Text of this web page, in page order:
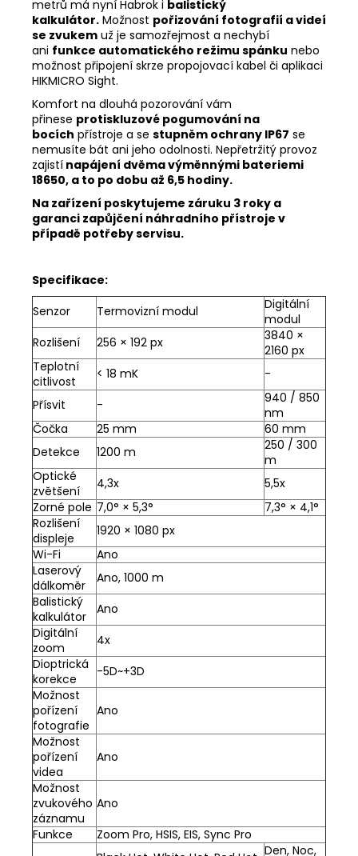
metrů má nyní Habrok i balistický
kalkulátor. Možnost pořizování fotografií a videí
se zvukem už je samozřejmost a nechybí
ani funkce automatického režimu spánku nebo
možnost připojení skrze propojovací kabel či aplikaci
HIKMICRO Sight.
Komfort na dlouhá pozorování vám
přinese protiskluzové pogumování na
bocích přístroje a se stupněm ochrany IP67 se
nemusíte bát ani jeho odolnosti. Nepřetržitý provoz
zajistí napájení dvěma výměnnými bateriemi
18650, a to po dobu až 6,5 hodiny.
Na zařízení poskytujeme záruku 3 roky a
garanci zapůjčení náhradního přístroje v
případě potřeby servisu.
Specifikace:
Senzor
Termovizní modul
Digitální
modul
Rozlišení
256 × 192 px
3840 ×
2160 px
Teplotní
citlivost
< 18 mK
-
Přísvit
-
940 / 850
nm
Čočka
25 mm
60 mm
Detekce
1200 m
250 / 300
m
Optické
zvětšení
4,3x
5,5x
Zorné pole 7,0° × 5,3°
7,3° × 4,1°
Rozlišení
displeje
1920 × 1080 px
Wi-Fi
Ano
Laserový
dálkoměr
Ano, 1000 m
Balistický
kalkulátor
Ano
Digitální
zoom
4x
Dioptrická
korekce
-5D~+3D
Možnost
pořízení
fotografie
Ano
Možnost
pořízení
videa
Ano
Možnost
zvukového
záznamu
Ano
Funkce
Zoom Pro, HSIS, EIS, Sync Pro
Den, Noc,